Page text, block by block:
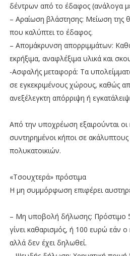
δέντρων από το έδαφος (ανάλογα με
– Αραίωση βλάστησης: Μείωση της
που καλύπτει το έδαφος.
– Απομάκρυνση απορριμμάτων:
εκρήξιμα, αναφλέξιμα υλικά και
-Ασφαλής μεταφορά: Τα
σε εγκεκριμένους χώρους, καθώς
ανεξέλεγκτη απόρριψη ή
Από την υποχρέωση εξαιρούνται οι
συντηρημένοι κήποι σε ακάλυπτους
πολυκατοικιών.
«Τσουχτερά» πρόστιμα
Η μη συμμόρφωση επιφέρει
– Μη υποβολή δήλωσης: Πρόστιμο
γίνει καθαρισμός, ή 100 ευρώ εάν ο
αλλά δεν έχει δηλωθεί.